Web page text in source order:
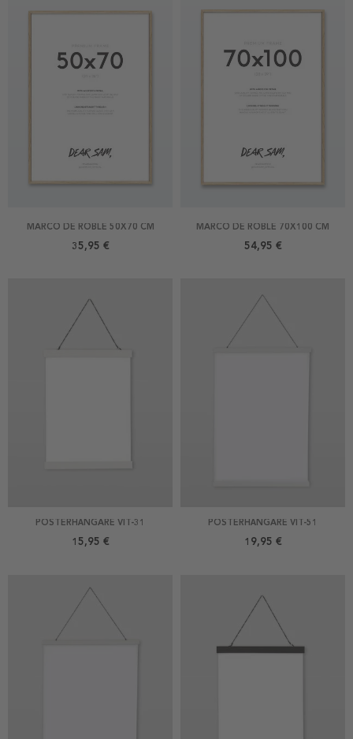
MARCO DE ROBLE 50X70 CM
35,95 €
MARCO DE ROBLE 70X100 CM
54,95 €
POSTERHÄNGARE VIT-31
15,95 €
POSTERHÄNGARE VIT-51
19,95 €